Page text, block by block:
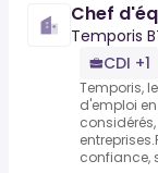
Chef
Temporis
CDI +1
Temporis,
d'emploi
confiance,